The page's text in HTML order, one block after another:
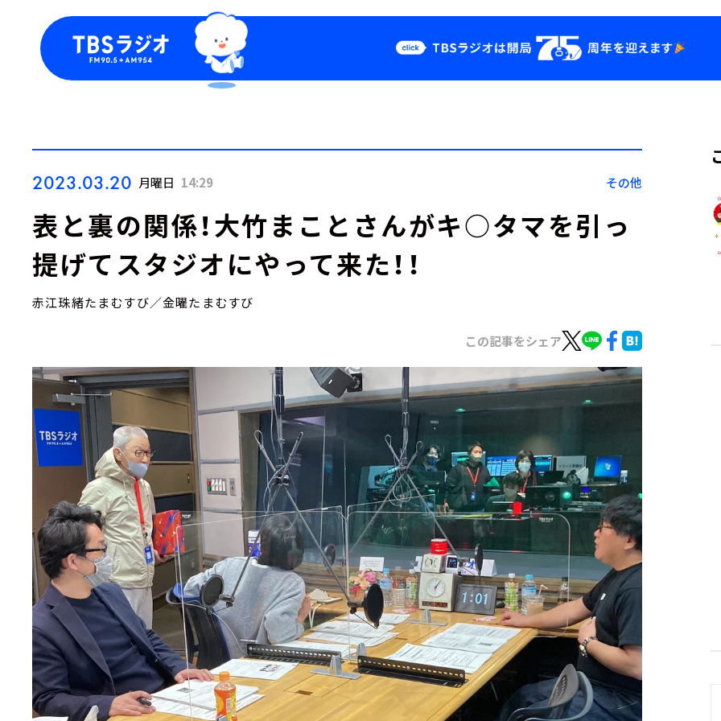
Podcast
YouTube
2023.03.20 月曜日 14:29 その他
表と裏の関係！大竹まことさんがキ○タマを引っ
提げてスタジオにやって来た！！
赤江珠緒たまむすび／金曜たまむすび
この記事をシェア